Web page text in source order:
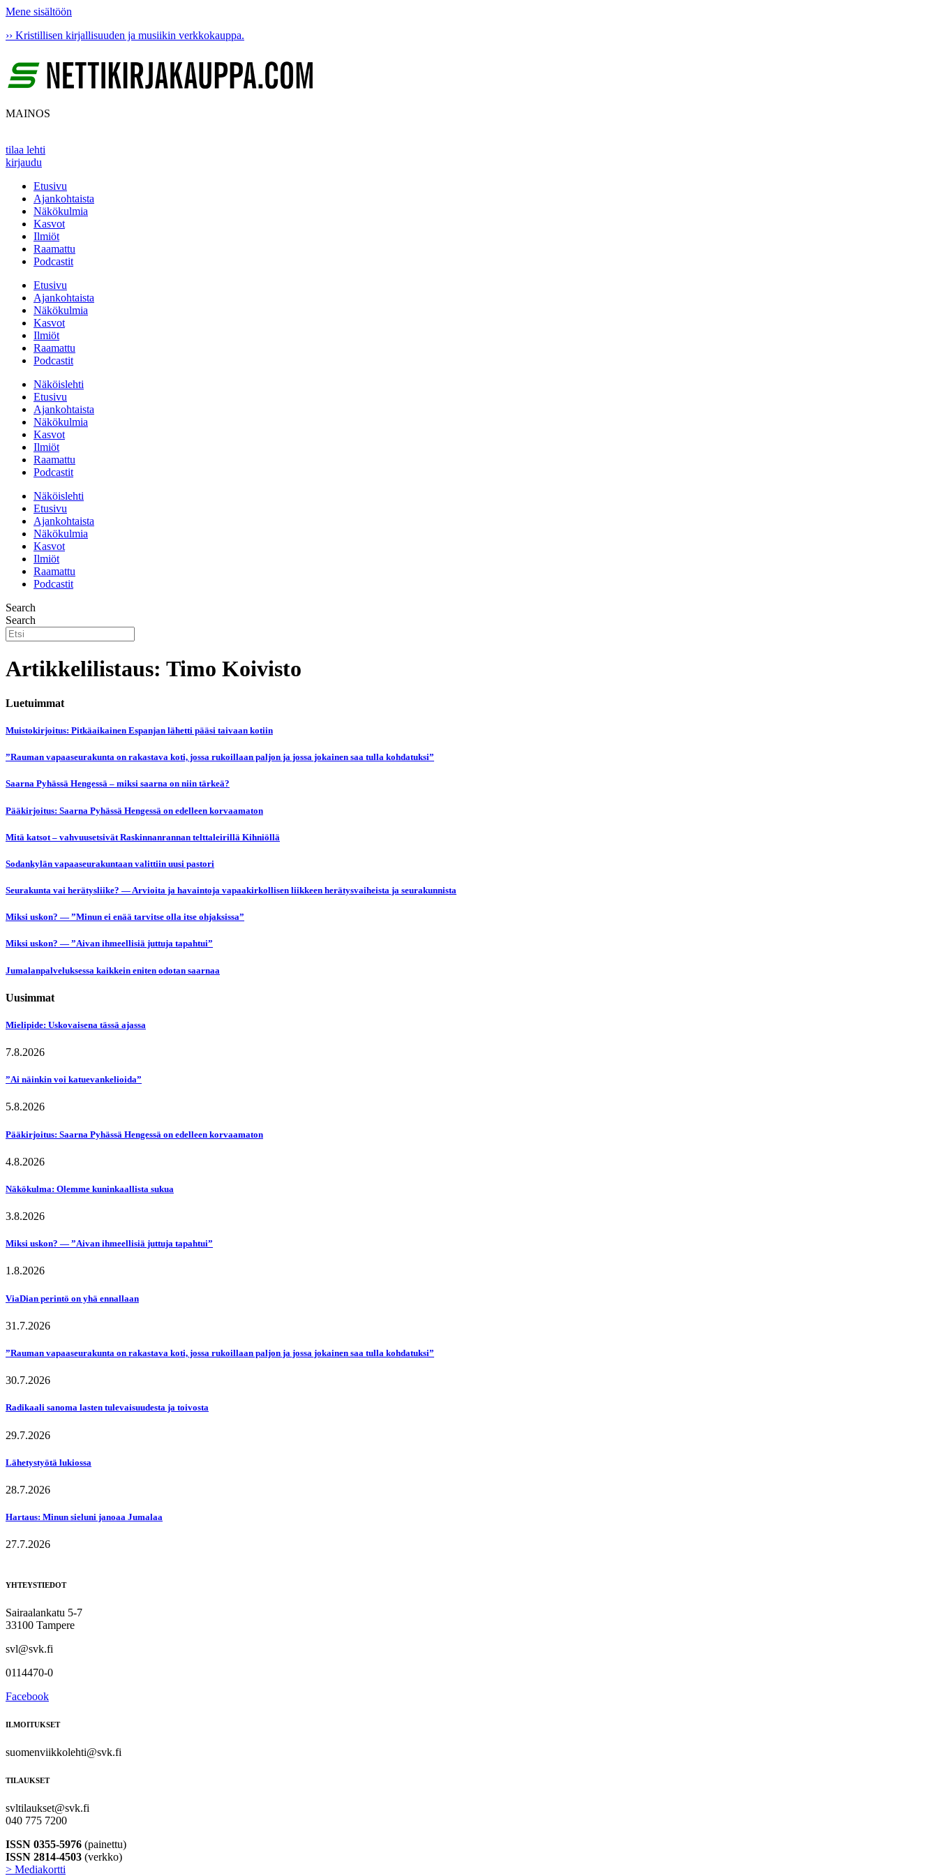
Mene sisältöön
›› Kristillisen kirjallisuuden ja musiikin verkkokauppa.
MAINOS
tilaa lehti
kirjaudu
Etusivu
Ajankohtaista
Näkökulmia
Kasvot
Ilmiöt
Raamattu
Podcastit
Etusivu
Ajankohtaista
Näkökulmia
Kasvot
Ilmiöt
Raamattu
Podcastit
Näköislehti
Etusivu
Ajankohtaista
Näkökulmia
Kasvot
Ilmiöt
Raamattu
Podcastit
Näköislehti
Etusivu
Ajankohtaista
Näkökulmia
Kasvot
Ilmiöt
Raamattu
Podcastit
Search
Search
Artikkelilistaus: Timo Koivisto
Luetuimmat
Muistokirjoitus: Pitkäaikainen Espanjan lähetti pääsi taivaan kotiin
”Rauman vapaaseurakunta on rakastava koti, jossa rukoillaan paljon ja jossa jokainen saa tulla kohdatuksi”
Saarna Pyhässä Hengessä – miksi saarna on niin tärkeä?
Pääkirjoitus: Saarna Pyhässä Hengessä on edelleen korvaamaton
Mitä katsot – vahvuusetsivät Raskinnanrannan telttaleirillä Kihniöllä
Sodankylän vapaaseurakuntaan valittiin uusi pastori
Seurakunta vai herätysliike? — Arvioita ja havaintoja vapaakirkollisen liikkeen herätysvaiheista ja seurakunnista
Miksi uskon? — ”Minun ei enää tarvitse olla itse ohjaksissa”
Miksi uskon? — ”Aivan ihmeellisiä juttuja tapahtui”
Jumalanpalveluksessa kaikkein eniten odotan saarnaa
Uusimmat
Mielipide: Uskovaisena tässä ajassa
7.8.2026
”Ai näinkin voi katuevankelioida”
5.8.2026
Pääkirjoitus: Saarna Pyhässä Hengessä on edelleen korvaamaton
4.8.2026
Näkökulma: Olemme kuninkaallista sukua
3.8.2026
Miksi uskon? — ”Aivan ihmeellisiä juttuja tapahtui”
1.8.2026
ViaDian perintö on yhä ennallaan
31.7.2026
”Rauman vapaaseurakunta on rakastava koti, jossa rukoillaan paljon ja jossa jokainen saa tulla kohdatuksi”
30.7.2026
Radikaali sanoma lasten tulevaisuudesta ja toivosta
29.7.2026
Lähetystyötä lukiossa
28.7.2026
Hartaus: Minun sieluni janoaa Jumalaa
27.7.2026
YHTEYSTIEDOT
Sairaalankatu 5-7
33100 Tampere
svl@svk.fi
0114470-0
Facebook
ILMOITUKSET
suomenviikkolehti@svk.fi
TILAUKSET
svltilaukset@svk.fi
040 775 7200
ISSN 0355-5976 (painettu)
ISSN 2814-4503 (verkko)
> Mediakortti